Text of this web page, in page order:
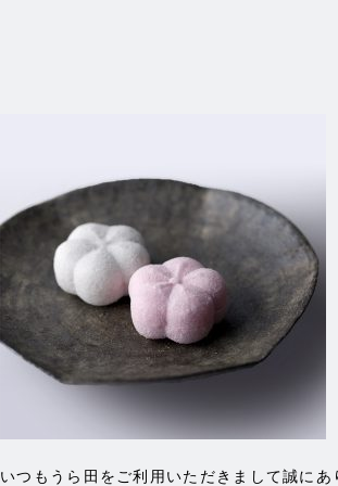
いつもうら田をご利用いただきまして誠にあ